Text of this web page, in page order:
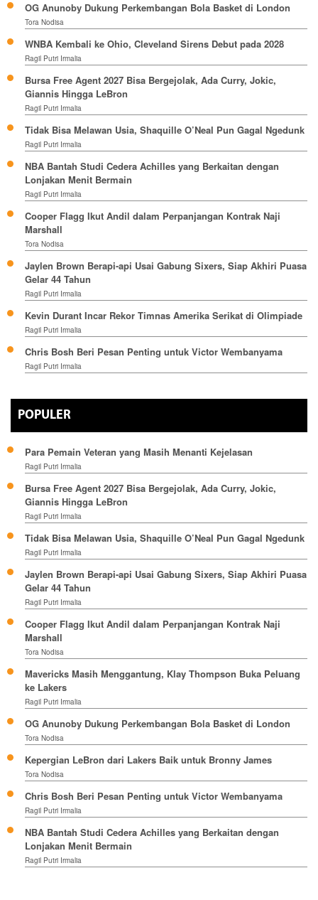
OG Anunoby Dukung Perkembangan Bola Basket di London
Tora Nodisa
WNBA Kembali ke Ohio, Cleveland Sirens Debut pada 2028
Ragil Putri Irmalia
Bursa Free Agent 2027 Bisa Bergejolak, Ada Curry, Jokic,
Giannis Hingga LeBron
Ragil Putri Irmalia
Tidak Bisa Melawan Usia, Shaquille O’Neal Pun Gagal Ngedunk
Ragil Putri Irmalia
NBA Bantah Studi Cedera Achilles yang Berkaitan dengan
Lonjakan Menit Bermain
Ragil Putri Irmalia
Cooper Flagg Ikut Andil dalam Perpanjangan Kontrak Naji
Marshall
Tora Nodisa
Jaylen Brown Berapi-api Usai Gabung Sixers, Siap Akhiri Puasa
Gelar 44 Tahun
Ragil Putri Irmalia
Kevin Durant Incar Rekor Timnas Amerika Serikat di Olimpiade
Ragil Putri Irmalia
Chris Bosh Beri Pesan Penting untuk Victor Wembanyama
Ragil Putri Irmalia
POPULER
Para Pemain Veteran yang Masih Menanti Kejelasan
Ragil Putri Irmalia
Bursa Free Agent 2027 Bisa Bergejolak, Ada Curry, Jokic,
Giannis Hingga LeBron
Ragil Putri Irmalia
Tidak Bisa Melawan Usia, Shaquille O’Neal Pun Gagal Ngedunk
Ragil Putri Irmalia
Jaylen Brown Berapi-api Usai Gabung Sixers, Siap Akhiri Puasa
Gelar 44 Tahun
Ragil Putri Irmalia
Cooper Flagg Ikut Andil dalam Perpanjangan Kontrak Naji
Marshall
Tora Nodisa
Mavericks Masih Menggantung, Klay Thompson Buka Peluang
ke Lakers
Ragil Putri Irmalia
OG Anunoby Dukung Perkembangan Bola Basket di London
Tora Nodisa
Kepergian LeBron dari Lakers Baik untuk Bronny James
Tora Nodisa
Chris Bosh Beri Pesan Penting untuk Victor Wembanyama
Ragil Putri Irmalia
NBA Bantah Studi Cedera Achilles yang Berkaitan dengan
Lonjakan Menit Bermain
Ragil Putri Irmalia